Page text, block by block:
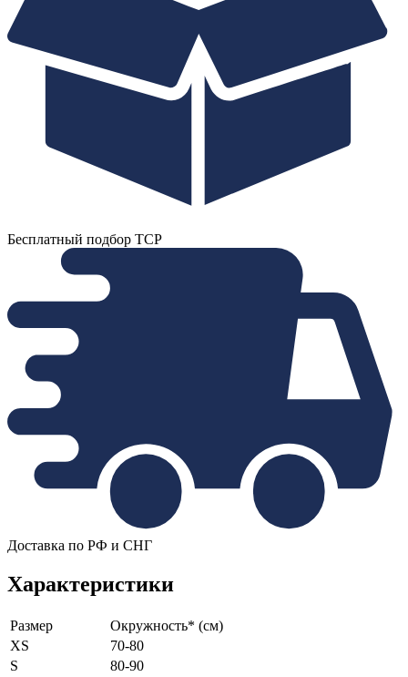
Бесплатный подбор ТСР
Доставка по РФ и СНГ
Характеристики
Размер
Окружность* (см)
XS
70-80
S
80-90